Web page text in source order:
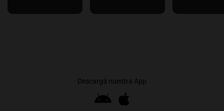
Descargá nuestra App